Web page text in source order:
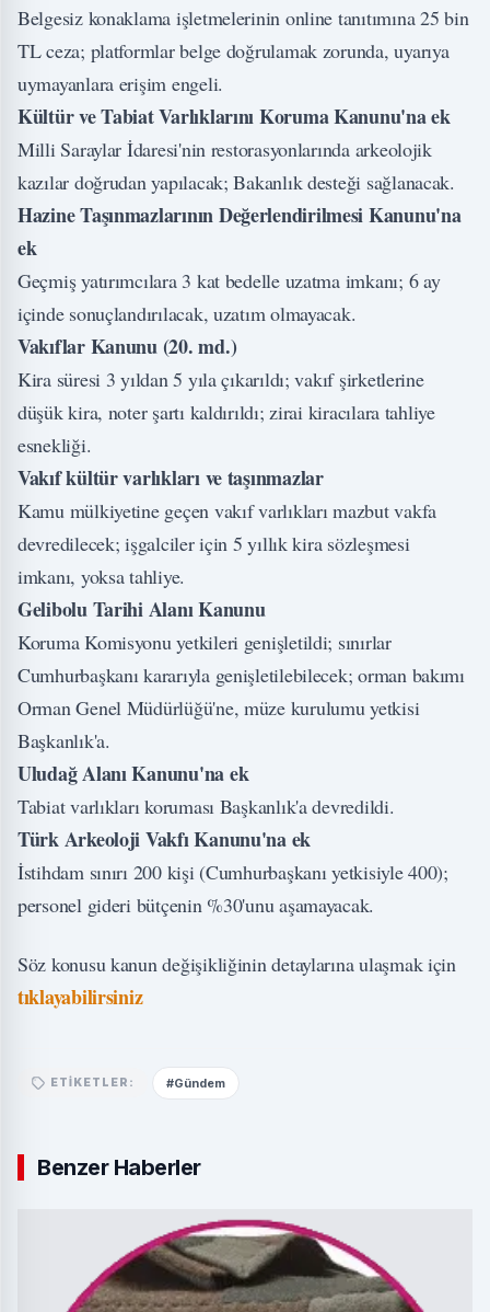
Belgesiz konaklama işletmelerinin online tanıtımına 25 bin
TL ceza; platformlar belge doğrulamak zorunda, uyarıya
uymayanlara erişim engeli.
Kültür ve Tabiat Varlıklarını Koruma Kanunu'na ek
Milli Saraylar İdaresi'nin restorasyonlarında arkeolojik
kazılar doğrudan yapılacak; Bakanlık desteği sağlanacak.
Hazine Taşınmazlarının Değerlendirilmesi Kanunu'na
ek
Geçmiş yatırımcılara 3 kat bedelle uzatma imkanı; 6 ay
içinde sonuçlandırılacak, uzatım olmayacak.
Vakıflar Kanunu (20. md.)
Kira süresi 3 yıldan 5 yıla çıkarıldı; vakıf şirketlerine
düşük kira, noter şartı kaldırıldı; zirai kiracılara tahliye
esnekliği.
Vakıf kültür varlıkları ve taşınmazlar
Kamu mülkiyetine geçen vakıf varlıkları mazbut vakfa
devredilecek; işgalciler için 5 yıllık kira sözleşmesi
imkanı, yoksa tahliye.
Gelibolu Tarihi Alanı Kanunu
Koruma Komisyonu yetkileri genişletildi; sınırlar
Cumhurbaşkanı kararıyla genişletilebilecek; orman bakımı
Orman Genel Müdürlüğü'ne, müze kurulumu yetkisi
Başkanlık'a.
Uludağ Alanı Kanunu'na ek
Tabiat varlıkları koruması Başkanlık'a devredildi.
Türk Arkeoloji Vakfı Kanunu'na ek
İstihdam sınırı 200 kişi (Cumhurbaşkanı yetkisiyle 400);
personel gideri bütçenin %30'unu aşamayacak.
Söz konusu kanun değişikliğinin detaylarına ulaşmak için
tıklayabilirsiniz
ETIKETLER: #Gündem
Benzer Haberler